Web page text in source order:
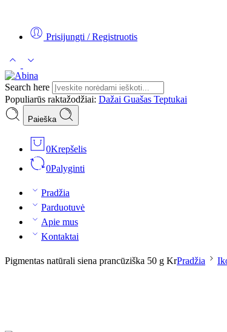
Prisijungti / Registruotis
Search here
Populiarūs raktažodžiai: Dažai Guašas Teptukai
Paieška
0Krepšelis
0Palyginti
Pradžia
Parduotuvė
Apie mus
Kontaktai
Pigmentas natūrali siena prancūziška 50 g KrPradžia